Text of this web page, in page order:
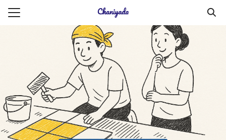
Skip
ญชี (Accounting service)
ญชี (Accounting